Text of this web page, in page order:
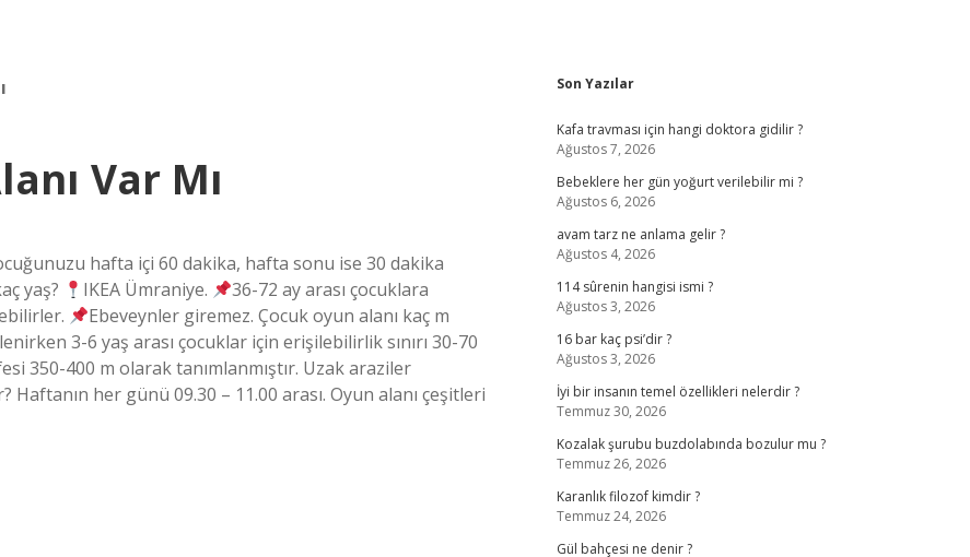
Var Mı
hafta içi 60 dakika, hafta sonu ise 30 dakika
yaş?
IKEA Ümraniye.
36-72 ay arası çocuklara
Ebeveynler giremez. Çocuk oyun alanı kaç m
3-6 yaş arası çocuklar için erişilebilirlik sınırı 30-70
350-400 m olarak tanımlanmıştır. Uzak araziler
Haftanın her günü 09.30 – 11.00 arası. Oyun alanı çeşitleri
Sidebar
Son Yazılar
Kafa travması için hangi doktora gidilir ?
Ağustos 7, 2026
Bebeklere her gün yoğurt verilebilir mi ?
Ağustos 6, 2026
avam tarz ne anlama gelir ?
Ağustos 4, 2026
114 sûrenin hangisi ismi ?
Ağustos 3, 2026
16 bar kaç psi’dir ?
Ağustos 3, 2026
İyi bir insanın temel özellikleri nelerdir ?
Temmuz 30, 2026
Kozalak şurubu buzdolabında bozulur mu ?
Temmuz 26, 2026
Karanlık filozof kimdir ?
Temmuz 24, 2026
Gül bahçesi ne denir ?